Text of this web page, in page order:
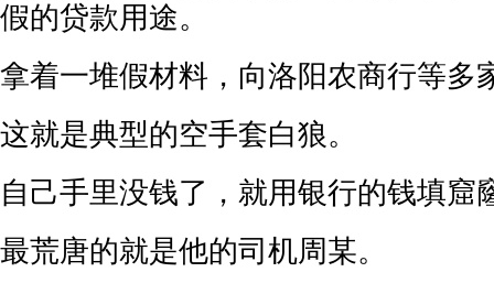
假的贷款用途。
拿着一堆假材料，向洛阳农商行等多
这就是典型的空手套白狼。
自己手里没钱了，就用银行的钱填窟
最荒唐的就是他的司机周某。